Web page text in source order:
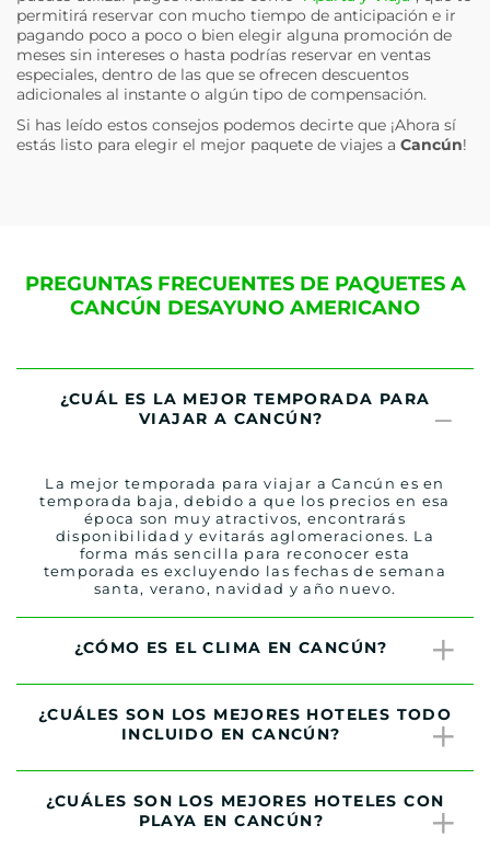
permitirá reservar con mucho tiempo de anticipación e ir
pagando poco a poco o bien elegir alguna promoción de
meses sin intereses o hasta podrías reservar en ventas
especiales, dentro de las que se ofrecen descuentos
adicionales al instante o algún tipo de compensación.
Si has leído estos consejos podemos decirte que ¡Ahora sí
estás listo para elegir el mejor paquete de viajes a Cancún!
PREGUNTAS FRECUENTES DE PAQUETES A
CANCÚN DESAYUNO AMERICANO
¿CUÁL ES LA MEJOR TEMPORADA PARA
VIAJAR A CANCÚN?
La mejor temporada para viajar a Cancún es en
temporada baja, debido a que los precios en esa
época son muy atractivos, encontrarás
disponibilidad y evitarás aglomeraciones. La
forma más sencilla para reconocer esta
temporada es excluyendo las fechas de semana
santa, verano, navidad y año nuevo.
¿CÓMO ES EL CLIMA EN CANCÚN?
¿CUÁLES SON LOS MEJORES HOTELES TODO
INCLUIDO EN CANCÚN?
¿CUÁLES SON LOS MEJORES HOTELES CON
PLAYA EN CANCÚN?